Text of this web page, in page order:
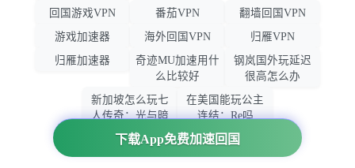
下载App免费加速回国
回国游戏VPN 番茄VPN
翻墙回国VPN
游戏加速器
海外回国VPN
归雁VPN
归雁加速器
奇迹MU加速用什
么比较好
钢岚国外玩延迟
很高怎么办
新加坡怎么玩七
人传奇：光与暗
之交战
在美国能玩公主
连结：Re吗